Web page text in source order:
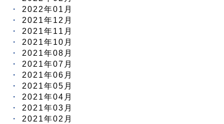
2022年01月
2021年12月
2021年11月
2021年10月
2021年08月
2021年07月
2021年06月
2021年05月
2021年04月
2021年03月
2021年02月